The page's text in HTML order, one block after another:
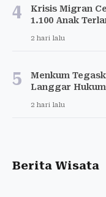
4
Krisis Migran
1.100 Anak
2 hari lalu
5
Menkum
Langgar Hukum
2 hari lalu
Berita Wisata